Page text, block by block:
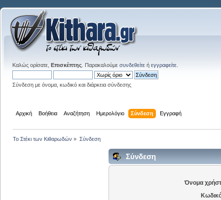
Καλώς ορίσατε, Επισκέπτης . Παρακαλούμε συνδεθείτε ή εγγραφείτε
Σύνδεση με όνομα, κωδικό και διάρκεια σύνδεσης
Αρχική Βοήθεια Αναζήτηση Ημερολόγιο Σύνδεση Εγγραφή
Το Στέκι των Κιθαρωδών » Σύνδεση
Σύνδεση
Όνομα